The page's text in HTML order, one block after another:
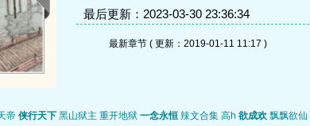
最后更新：2023-03-30 23:36:34
最新章节 ( 更新：2019-01-11 11:17 )
帝 侠行天下 黑山狱主 重开地狱 一念永恒 辣文合集 高h 欲成欢 飘飘欲仙